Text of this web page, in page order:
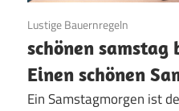
25. Juni 2024
Lustige Bauernregeln
schönen
Einen schönen
Ein Samstagmorgen ist